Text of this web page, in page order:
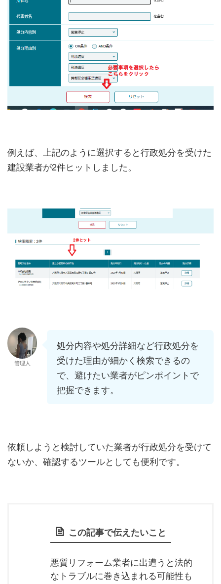
例えば、上記のように選択すると行政処分を受けた
建設業者が2件ヒットしました。
管理人
処分内容や処分詳細など行政処分を
受けた理由が細かく検索できるの
で、避けたい業者がピンポイントで
把握できます。
依頼しようと検討していた業者が行政処分を受けて
ないか、確認するツールとしても便利です。
この記事で伝えたいこと
悪質リフォーム業者に出遭うと法的
なトラブルに巻き込まれる可能性も